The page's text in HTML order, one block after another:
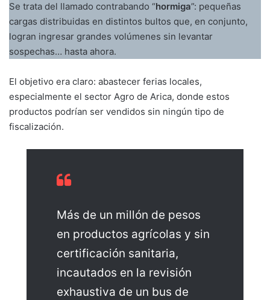
Se trata del llamado contrabando “hormiga”: pequeñas
cargas distribuidas en distintos bultos que, en conjunto,
logran ingresar grandes volúmenes sin levantar
sospechas… hasta ahora.
El objetivo era claro: abastecer ferias locales,
especialmente el sector Agro de Arica, donde estos
productos podrían ser vendidos sin ningún tipo de
fiscalización.
Más de un millón de pesos
en productos agrícolas y sin
certificación sanitaria,
incautados en la revisión
exhaustiva de un bus de